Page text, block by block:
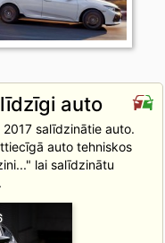
auto
salīdzinātie auto.
auto tehniskos
lai salīdzinātu